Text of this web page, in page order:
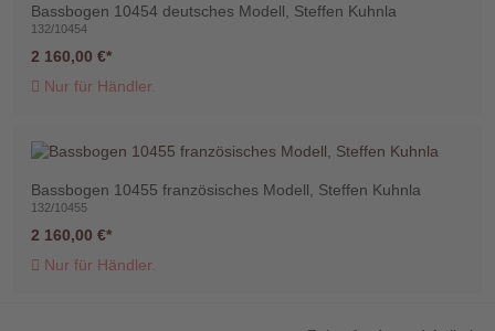
Telefon
:
+49
(0)37422
Bassbogen 10454 deutsches Modell, Steffen Kuhnla
132/10454
2 160,00 €
Nur für Händler.
Bassbogen 10455 französisches Modell, Steffen Kuhnla
132/10455
2 160,00 €
Nur für Händler.